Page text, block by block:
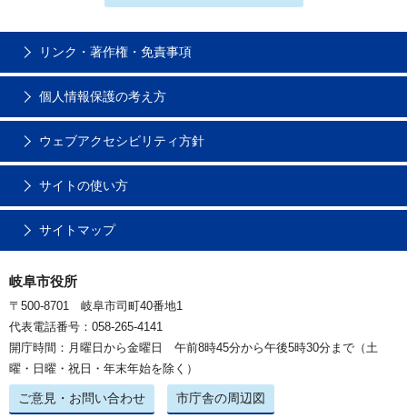
リンク・著作権・免責事項
個人情報保護の考え方
ウェブアクセシビリティ方針
サイトの使い方
サイトマップ
岐阜市役所
〒500-8701 岐阜市司町40番地1
代表電話番号：058-265-4141
開庁時間：月曜日から金曜日 午前8時45分から午後5時30分まで（土
曜・日曜・祝日・年末年始を除く）
ご意見・お問い合わせ 市庁舎の周辺図